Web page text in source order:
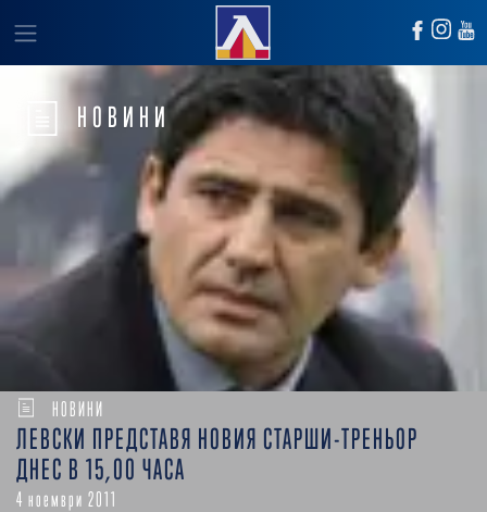
НОВИНИ
НОВИНИ
ЛЕВСКИ ПРЕДСТАВЯ НОВИЯ СТАРШИ-ТРЕНЬОР
ДНЕС В 15,00 ЧАСА
4 ноември 2011